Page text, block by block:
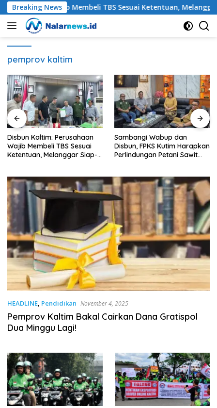
Langsung
ke
konten
Breaking News
Wajib Membeli TBS Sesuai Ketentuan, Melanggar
pemprov kaltim
Sambangi Wabup dan
Disbun, FPKS Kutim Harapkan
Perlindungan Petani Sawit
Petani Sawit Kutim Keluhkan
Penurunan Harga TBS dan
Meroketnya Harga Pupuk
HEADLINE, Pendidikan November 4, 2025
Pemprov Kaltim Bakal Cairkan Dana Gratispol
Dua Minggu Lagi!